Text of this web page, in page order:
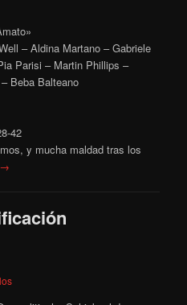
– Aldina Martano – Gabriele
Parisi – Martin Phillips –
Beba Balteano
42
y mucha maldad tras los
→